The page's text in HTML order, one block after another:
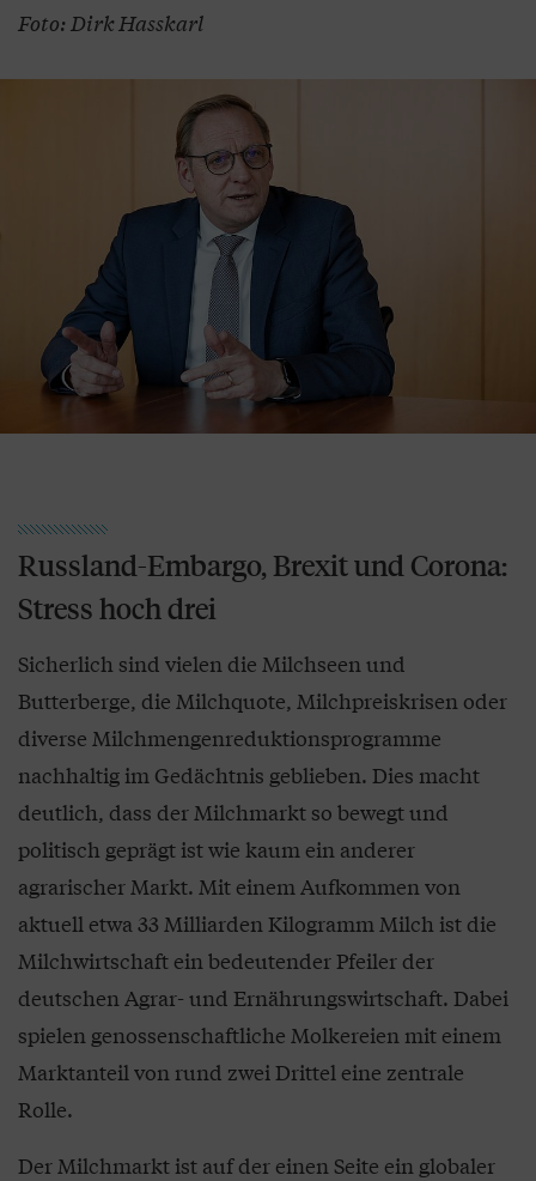
Foto: Dirk Hasskarl
Russland-Embargo, Brexit und Corona:
Stress hoch drei
Sicherlich sind vielen die Milchseen und
Butterberge, die Milchquote, Milchpreiskrisen oder
diverse Milchmengenreduktionsprogramme
nachhaltig im Gedächtnis geblieben. Dies macht
deutlich, dass der Milchmarkt so bewegt und
politisch geprägt ist wie kaum ein anderer
agrarischer Markt. Mit einem Aufkommen von
aktuell etwa 33 Milliarden Kilogramm Milch ist die
Milchwirtschaft ein bedeutender Pfeiler der
deutschen Agrar- und Ernährungswirtschaft. Dabei
spielen genossenschaftliche Molkereien mit einem
Marktanteil von rund zwei Drittel eine zentrale
Rolle.
Der Milchmarkt ist auf der einen Seite ein globaler